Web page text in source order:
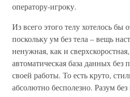
оператору-игроку.
Из всего этого телу хотелось бы
поскольку ум без тела – вещь
ненужная, как и
автоматическая база данных
своей работы. То есть круто,
абсолютно бесполезно. Разум